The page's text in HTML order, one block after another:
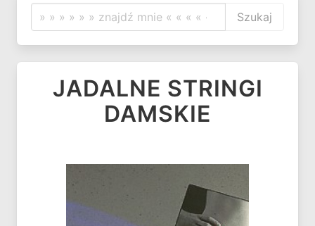
Szukaj
JADALNE STRINGI
DAMSKIE